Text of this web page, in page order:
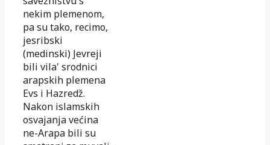
nekim plemenom,
pa su tako, recimo,
jesribski
(medinski) Jevreji
bili vila' srodnici
arapskih plemena
Evs i Hazredž.
Nakon islamskih
osvajanja većina
ne-Arapa bili su